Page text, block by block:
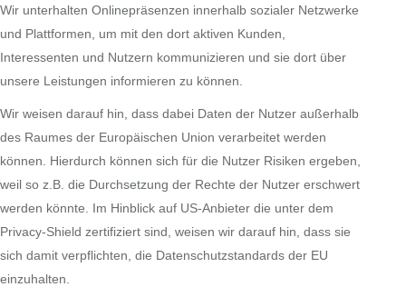
Wir unterhalten Onlinepräsenzen innerhalb sozialer Netzwerke
und Plattformen, um mit den dort aktiven Kunden,
Interessenten und Nutzern kommunizieren und sie dort über
unsere Leistungen informieren zu können.
Wir weisen darauf hin, dass dabei Daten der Nutzer außerhalb
des Raumes der Europäischen Union verarbeitet werden
können. Hierdurch können sich für die Nutzer Risiken ergeben,
weil so z.B. die Durchsetzung der Rechte der Nutzer erschwert
werden könnte. Im Hinblick auf US-Anbieter die unter dem
Privacy-Shield zertifiziert sind, weisen wir darauf hin, dass sie
sich damit verpflichten, die Datenschutzstandards der EU
einzuhalten.